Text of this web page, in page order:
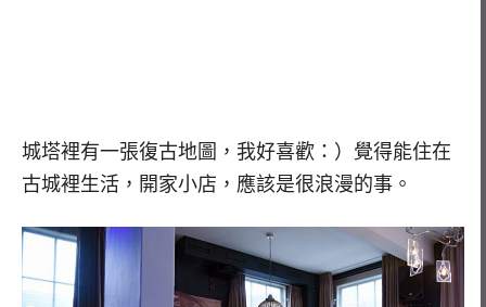
城塔裡有一張復古地圖，我好喜歡：）覺得能住在
古城裡生活，開家小店，應該是很浪漫的事。